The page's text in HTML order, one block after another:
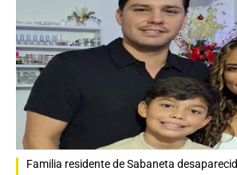
Familia residente de Sabaneta